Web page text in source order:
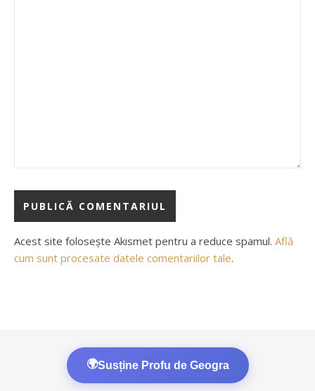
Acest site folosește Akismet pentru a reduce spamul. Află
cum sunt procesate datele comentariilor tale.
🌍Susține Profu de Geogra